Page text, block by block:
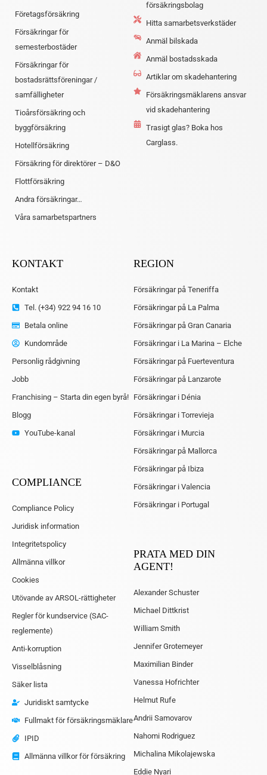
Företagsförsäkring
Försäkringar för
semesterbostäder
Försäkringar för
bostadsrättsföreningar /
samfälligheter
Tioårsförsäkring och
byggförsäkring
Hotellförsäkring
Försäkring för direktörer – D&O
Flottförsäkring
Andra försäkringar…
Våra samarbetspartners
försäkringsbolag
Hitta samarbetsverkstäder
Anmäl bilskada
Anmäl bostadsskada
Artiklar om skadehantering
Försäkringsmäklarens ansvar
vid skadehantering
Trasigt glas? Boka hos
Carglass.
KONTAKT
Kontakt
Tel. (+34) 922 94 16 10
Betala online
Kundområde
Personlig rådgivning
Jobb
Franchising – Starta din egen byrå!
Blogg
YouTube-kanal
COMPLIANCE
Compliance Policy
Juridisk information
Integritetspolicy
Allmänna villkor
Cookies
Utövande av ARSOL-rättigheter
Regler för kundservice (SAC-
reglemente)
Anti-korruption
Visselblåsning
Säker lista
Juridiskt samtycke
Fullmakt för försäkringsmäklare
IPID
Allmänna villkor för försäkring
REGION
Försäkringar på Teneriffa
Försäkringar på La Palma
Försäkringar på Gran Canaria
Försäkringar i La Marina – Elche
Försäkringar på Fuerteventura
Försäkringar på Lanzarote
Försäkringar i Dénia
Försäkringar i Torrevieja
Försäkringar i Murcia
Försäkringar på Mallorca
Försäkringar på Ibiza
Försäkringar i Valencia
Försäkringar i Portugal
PRATA MED DIN
AGENT!
Alexander Schuster
Michael Dittkrist
William Smith
Jennifer Grotemeyer
Maximilian Binder
Vanessa Hofrichter
Helmut Rufe
Andrii Samovarov
Nahomi Rodriguez
Michalina Mikolajewska
Eddie Nyari